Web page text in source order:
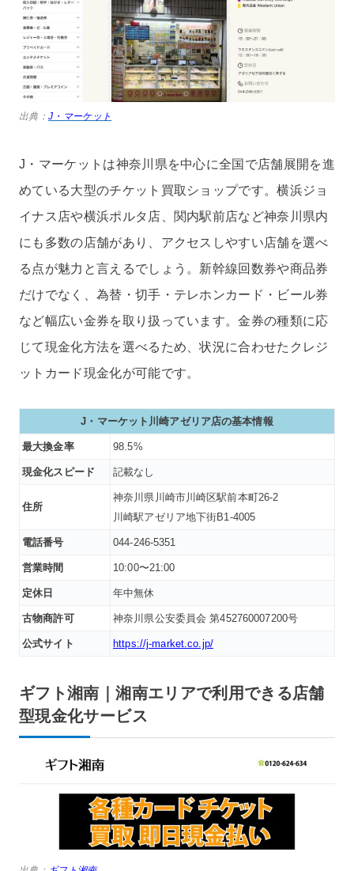
出典： J・マーケット
J・マーケットは神奈川県を中心に全国で店舗展開を進
めている大型のチケット買取ショップです。横浜ジョ
イナス店や横浜ポルタ店、関内駅前店など神奈川県内
にも多数の店舗があり、アクセスしやすい店舗を選べ
る点が魅力と言えるでしょう。新幹線回数券や商品券
だけでなく、為替・切手・テレホンカード・ビール券
など幅広い金券を取り扱っています。金券の種類に応
じて現金化方法を選べるため、状況に合わせたクレジ
ットカード現金化が可能です。
J・マーケット川崎アゼリア店の基本情報
最大換金率 98.5%
現金化スピード 記載なし
住所
神奈川県川崎市川崎区駅前本町26-2
川崎駅アゼリア地下街B1-4005
電話番号 044-246-5351
営業時間 10:00〜21:00
定休日 年中無休
古物商許可 神奈川県公安委員会 第452760007200号
公式サイト https://j-market.co.jp/
ギフト湘南｜湘南エリアで利用できる店舗
型現金化サービス